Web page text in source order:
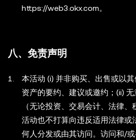
https://web3.okx.com。
八、免责声明
本活动 (i) 并非购买、出售或以
资产的要约、建议或邀约；(ii)
（无论投资、交易会计、法律
活动也不打算向违反适用法律或
何人分发或由其访问。访问和/